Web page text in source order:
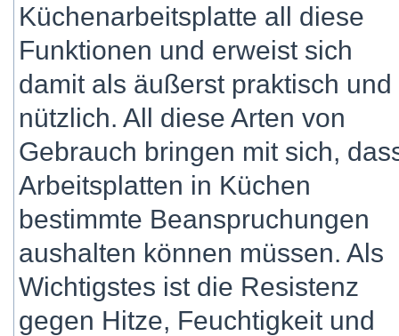
Küchenarbeitsplatte all diese
Funktionen und erweist sich
damit als äußerst praktisch und
nützlich. All diese Arten von
Gebrauch bringen mit sich,
Arbeitsplatten in Küchen
bestimmte Beanspruchungen
aushalten können müssen. Als
Wichtigstes ist die Resistenz
gegen Hitze, Feuchtigkeit und